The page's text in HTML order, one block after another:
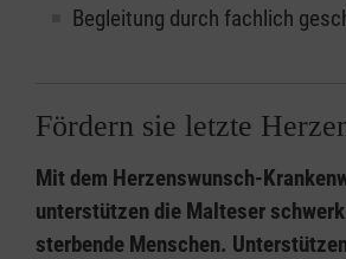
Begleitung durch fachlich
Fördern sie letzte
Mit dem Herzenswunsch-
unterstützen die Malteser
sterbende Menschen.